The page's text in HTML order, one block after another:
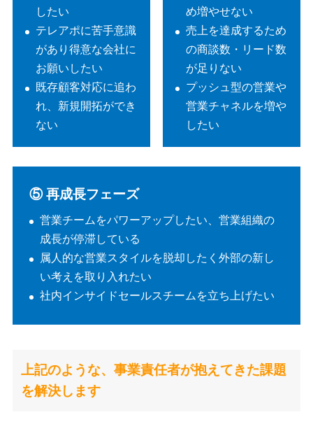
したい
テレアポに苦手意識
があり得意な会社に
お願いしたい
既存顧客対応に追わ
れ、新規開拓ができ
ない
め増やせない
売上を達成するため
の商談数・リード数
が足りない
プッシュ型の営業や
営業チャネルを増や
したい
⑤ 再成長フェーズ
営業チームをパワーアップしたい、営業組織の
成長が停滞している
属人的な営業スタイルを脱却したく外部の新し
い考えを取り入れたい
社内インサイドセールスチームを立ち上げたい
上記のような、事業責任者が抱えてきた課題
を解決します